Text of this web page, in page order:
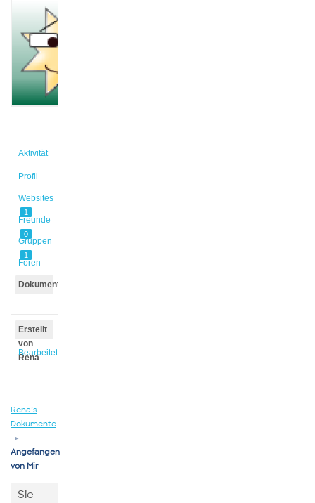
Aktivität
Profil
Websites
1
Freunde
0
Gruppen
1
Foren
Dokumente
Erstellt
von
Rena
Bearbeitet
Rena’s
Dokumente
▸
Angefangen
von Mir
Sie